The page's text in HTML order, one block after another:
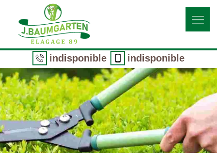
indisponible indisponible